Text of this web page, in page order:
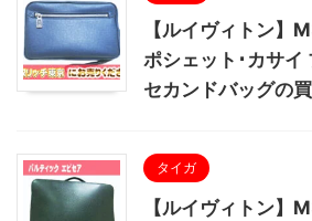
【ルイヴィトン】
ポシェット･カサイ
セカンドバッグの
タイガ
【ルイヴィトン】